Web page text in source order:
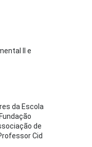
II e
da Escola
de
Cid